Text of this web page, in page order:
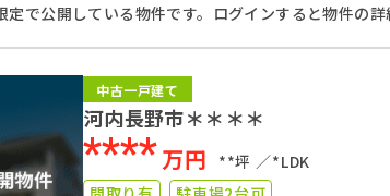
定で公開している物件です。ログインすると物件の詳
中古一戸建て
河内長野市＊＊＊＊
****万円 **坪
*LDK